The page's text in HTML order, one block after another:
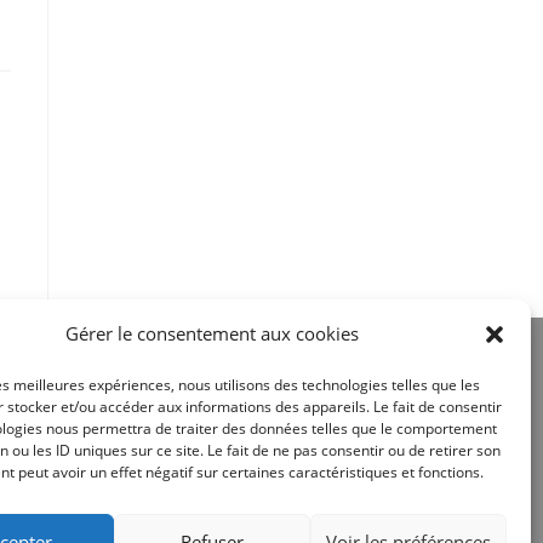
Gérer le consentement aux cookies
meilleures expériences, nous utilisons des technologies telles que les
stocker et/ou accéder aux informations des appareils. Le fait de consentir
nous permettra de traiter des données telles que le comportement
ou les ID uniques sur ce site. Le fait de ne pas consentir ou de retirer son
peut avoir un effet négatif sur certaines caractéristiques et fonctions.
Site réalisé par